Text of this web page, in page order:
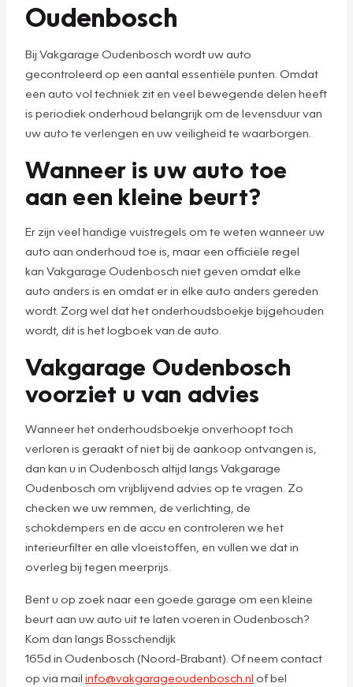
Oudenbosch
Bij Vakgarage Oudenbosch wordt uw auto
gecontroleerd op een aantal essentiële punten. Omdat
een auto vol techniek zit en veel bewegende delen heeft
is periodiek onderhoud belangrijk om de levensduur van
uw auto te verlengen en uw veiligheid te waarborgen.
Wanneer is uw auto toe
aan een kleine beurt?
Er zijn veel handige vuistregels om te weten wanneer uw
auto aan onderhoud toe is, maar een officiële regel
kan Vakgarage Oudenbosch niet geven omdat elke
auto anders is en omdat er in elke auto anders gereden
wordt. Zorg wel dat het onderhoudsboekje bijgehouden
wordt, dit is het logboek van de auto.
Vakgarage Oudenbosch
voorziet u van advies
Wanneer het onderhoudsboekje onverhoopt toch
verloren is geraakt of niet bij de aankoop ontvangen is,
dan kan u in Oudenbosch altijd langs Vakgarage
Oudenbosch om vrijblijvend advies op te vragen. Zo
checken we uw remmen, de verlichting, de
schokdempers en de accu en controleren we het
interieurfilter en alle vloeistoffen, en vullen we dat in
overleg bij tegen meerprijs.
Bent u op zoek naar een goede garage om een kleine
beurt aan uw auto uit te laten voeren in Oudenbosch?
Kom dan langs Bosschendijk
165d in Oudenbosch (Noord-Brabant). Of neem contact
op via mail info@vakgarageoudenbosch.nl of bel